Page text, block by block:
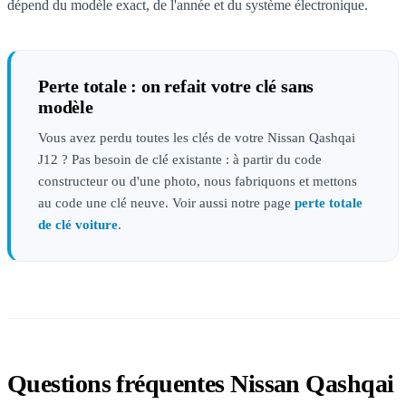
dépend du modèle exact, de l'année et du système électronique.
Perte totale : on refait votre clé sans
modèle
Vous avez perdu toutes les clés de votre Nissan Qashqai
J12 ? Pas besoin de clé existante : à partir du code
constructeur ou d'une photo, nous fabriquons et mettons
au code une clé neuve. Voir aussi notre page perte totale
de clé voiture.
Questions fréquentes Nissan Qashqai